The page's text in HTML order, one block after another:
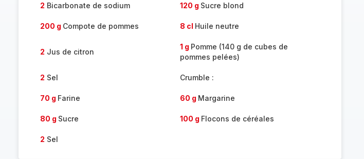
2 Bicarbonate de sodium 120 g Sucre blond
200 g Compote de pommes 8 cl Huile neutre
2 Jus de citron
1 g Pomme (140 g de cubes de
pommes pelées)
2 Sel Crumble :
70 g Farine 60 g Margarine
80 g Sucre 100 g Flocons de céréales
2 Sel